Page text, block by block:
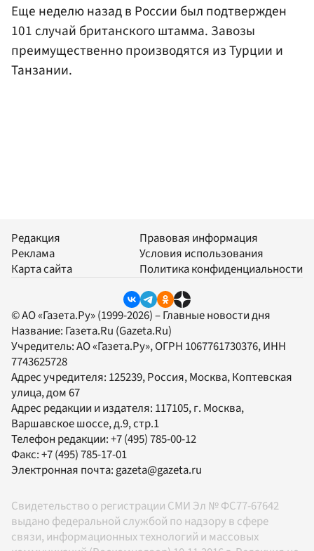
Еще неделю назад в России был подтвержден
101 случай британского штамма. Завозы
преимущественно производятся из Турции и
Танзании.
Редакция
Реклама
Карта сайта
Правовая информация
Условия использования
Политика конфиденциальности
© АО «Газета.Ру» (1999-2026) – Главные новости дня
Название: Газета.Ru (Gazeta.Ru)
Учредитель:АО «Газета.Ру», ОГРН 1067761730376, ИНН
7743625728
Адрес учредителя: 125239, Россия, Москва, Коптевская
улица, дом 67
Адрес редакции и издателя: 117105, г. Москва,
Варшавское шоссе, д.9, стр.1
Телефон редакции:+7 (495) 785-00-12
Факс:+7 (495) 785-17-01
Электронная почта:gazeta@gazeta.ru
Свидетельство о регистрации СМИ Эл № ФС77-67642
выдано федеральной службой по надзору в сфере
связи, информационных технологий и массовых